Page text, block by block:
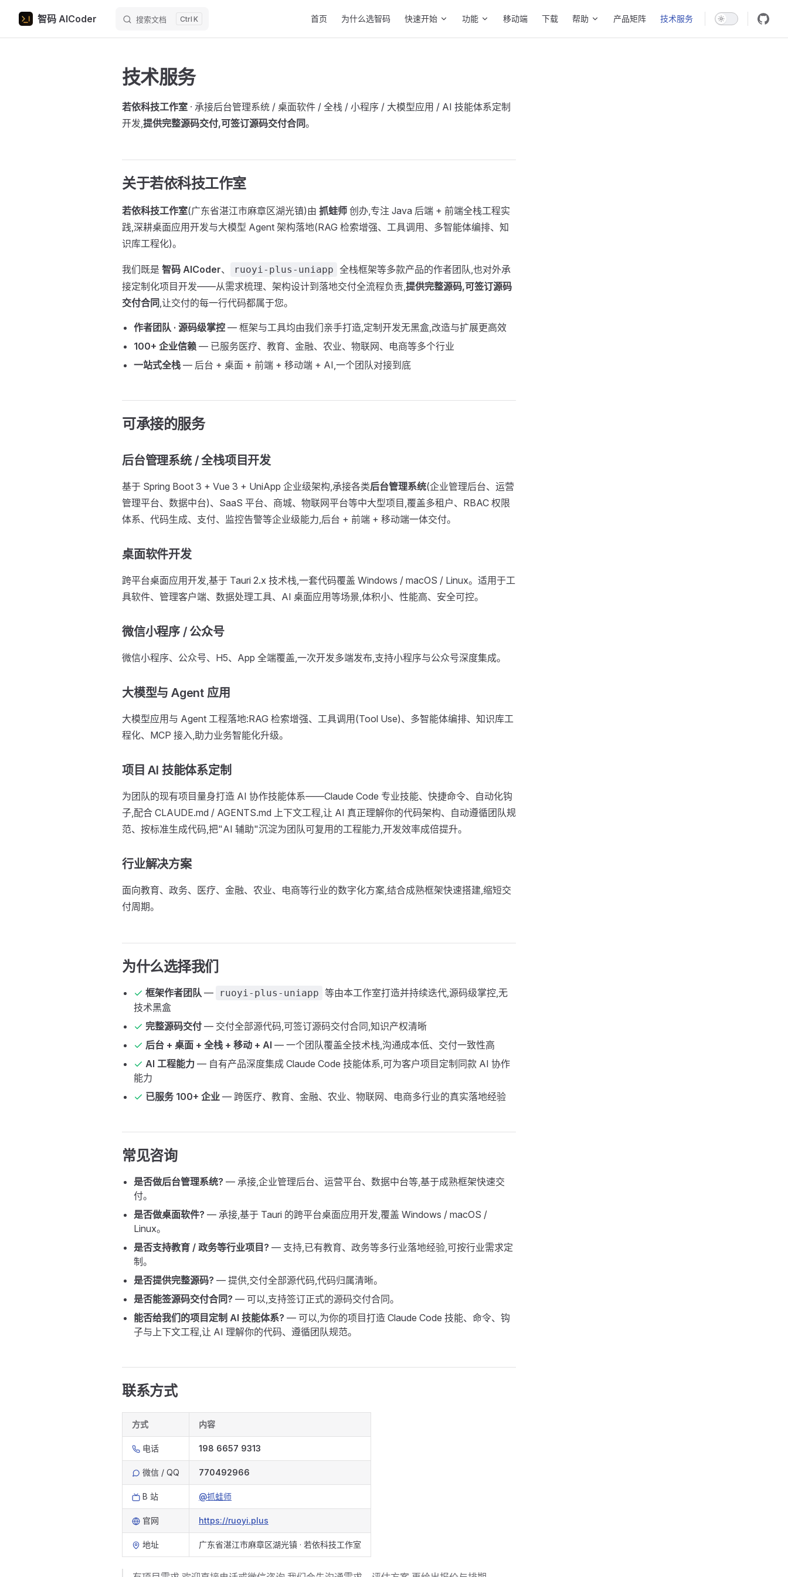
Skip to content
智码 AICoder 搜索文档 K 首页 为什么选智码 快速开始 功能 移动端 下载 帮助 产品矩阵 技术服务
技术服务
若依科技工作室 · 承接后台管理系统 / 桌面软件 / 全栈 / 小程序 / 大模型应用 / AI 技能体系定制
开发,提供完整源码交付,可签订源码交付合同。
关于若依科技工作室
若依科技工作室(广东省湛江市麻章区湖光镇)由 抓蛙师 创办,专注 Java 后端 + 前端全栈工程实
践,深耕桌面应用开发与大模型 Agent 架构落地(RAG 检索增强、工具调用、多智能体编排、知
识库工程化)。
我们既是 智码 AICoder、 ruoyi-plus-uniapp 全栈框架等多款产品的作者团队,也对外承
接定制化项目开发——从需求梳理、架构设计到落地交付全流程负责,提供完整源码,可签订源码
交付合同,让交付的每一行代码都属于您。
作者团队 · 源码级掌控 — 框架与工具均由我们亲手打造,定制开发无黑盒,改造与扩展更高效
100+ 企业信赖 — 已服务医疗、教育、金融、农业、物联网、电商等多个行业
一站式全栈 — 后台 + 桌面 + 前端 + 移动端 + AI,一个团队对接到底
可承接的服务
后台管理系统 / 全栈项目开发
基于 Spring Boot 3 + Vue 3 + UniApp 企业级架构,承接各类后台管理系统(企业管理后台、运营
管理平台、数据中台)、SaaS 平台、商城、物联网平台等中大型项目,覆盖多租户、RBAC 权限
体系、代码生成、支付、监控告警等企业级能力,后台 + 前端 + 移动端一体交付。
桌面软件开发
跨平台桌面应用开发,基于 Tauri 2.x 技术栈,一套代码覆盖 Windows / macOS / Linux。适用于工
具软件、管理客户端、数据处理工具、AI 桌面应用等场景,体积小、性能高、安全可控。
微信小程序 / 公众号
微信小程序、公众号、H5、App 全端覆盖,一次开发多端发布,支持小程序与公众号深度集成。
大模型与 Agent 应用
大模型应用与 Agent 工程落地:RAG 检索增强、工具调用(Tool Use)、多智能体编排、知识库工
程化、MCP 接入,助力业务智能化升级。
项目 AI 技能体系定制
为团队的现有项目量身打造 AI 协作技能体系——Claude Code 专业技能、快捷命令、自动化钩
子,配合 CLAUDE.md / AGENTS.md 上下文工程,让 AI 真正理解你的代码架构、自动遵循团队规
范、按标准生成代码,把"AI 辅助"沉淀为团队可复用的工程能力,开发效率成倍提升。
行业解决方案
面向教育、政务、医疗、金融、农业、电商等行业的数字化方案,结合成熟框架快速搭建,缩短交
付周期。
为什么选择我们
框架作者团队 — ruoyi-plus-uniapp 等由本工作室打造并持续迭代,源码级掌控,无
技术黑盒
完整源码交付 — 交付全部源代码,可签订源码交付合同,知识产权清晰
后台 + 桌面 + 全栈 + 移动 + AI — 一个团队覆盖全技术栈,沟通成本低、交付一致性高
AI 工程能力 — 自有产品深度集成 Claude Code 技能体系,可为客户项目定制同款 AI 协作
能力
已服务 100+ 企业 — 跨医疗、教育、金融、农业、物联网、电商多行业的真实落地经验
常见咨询
是否做后台管理系统? — 承接,企业管理后台、运营平台、数据中台等,基于成熟框架快速交
付。
是否做桌面软件? — 承接,基于 Tauri 的跨平台桌面应用开发,覆盖 Windows / macOS /
Linux。
是否支持教育 / 政务等行业项目? — 支持,已有教育、政务等多行业落地经验,可按行业需求定
制。
是否提供完整源码? — 提供,交付全部源代码,代码归属清晰。
是否能签源码交付合同? — 可以,支持签订正式的源码交付合同。
能否给我们的项目定制 AI 技能体系? — 可以,为你的项目打造 Claude Code 技能、命令、钩
子与上下文工程,让 AI 理解你的代码、遵循团队规范。
联系方式
方式 内容
电话 198 6657 9313
微信 / QQ 770492966
B 站 @抓蛙师
官网 https://ruoyi.plus
地址 广东省湛江市麻章区湖光镇 · 若依科技工作室